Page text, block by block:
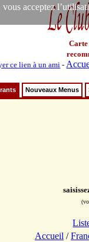
acceptez
Carte
ce lien à un ami -
Nouveaux Menus
Accueil /